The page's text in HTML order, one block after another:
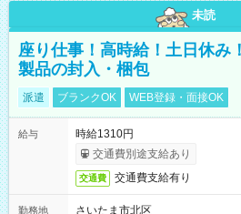
未読
座り仕事！高時給！土日休み
製品の封入・梱包
派遣 ブランクOK WEB登録・面接OK
給与
時給1310円
交通費別途支給あり
交通費 交通費支給有り
勤務地
さいたま市北区